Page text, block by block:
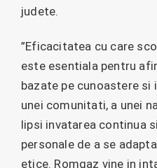
judete.
”Eficacitatea cu care
este esentiala pentru
bazate pe cunoastere
unei comunitati, a unei
lipsi invatarea continua
personale de a se
etice. Romgaz vine in